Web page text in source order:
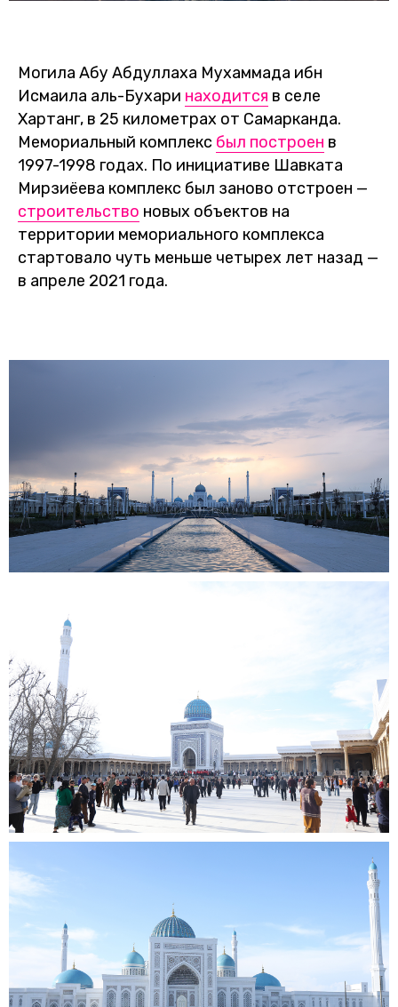
Могила Абу Абдуллаха Мухаммада ибн
Исмаила аль-Бухари находится в селе
Хартанг, в 25 километрах от Самарканда.
Мемориальный комплекс был построен в
1997-1998 годах. По инициативе Шавката
Мирзиёева комплекс был заново отстроен —
строительство новых объектов на
территории мемориального комплекса
стартовало чуть меньше четырех лет назад —
в апреле 2021 года.